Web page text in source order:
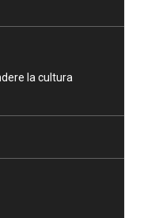
la cultura